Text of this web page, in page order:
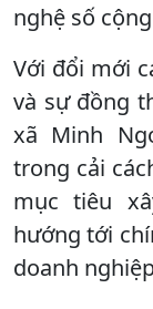
nghệ số
Với đổi mới
và sự đồng
xã Minh
trong cải
mục tiêu
hướng tới
doanh